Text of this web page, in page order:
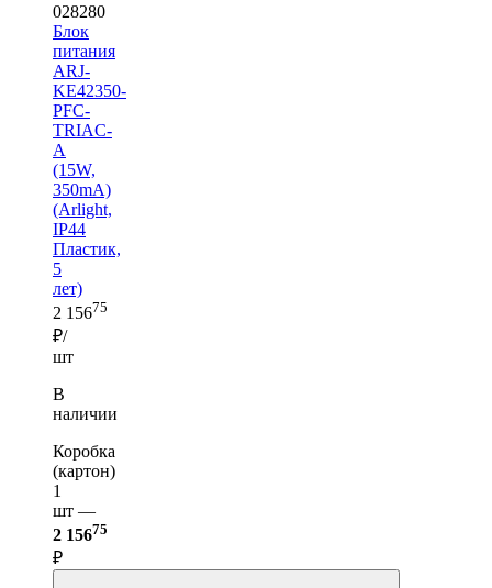
028280
Блок
питания
ARJ-
KE42350-
PFC-
TRIAC-
A
(15W,
350mA)
(Arlight,
IP44
Пластик,
5
лет)
2 15675
₽/
шт
В
наличии
Коробка
(картон)
1
шт —
2 15675
₽